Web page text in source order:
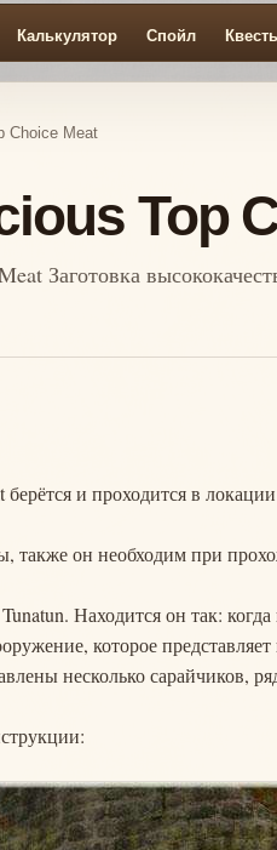
Калькулятор Спойл
Choice Meat
Top
Заготовка
и проходится в локации
также он необходим при
Находится он так:
которое
несколько сарайчиков,